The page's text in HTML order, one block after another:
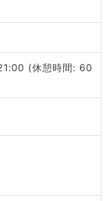
(休憩時間: 60